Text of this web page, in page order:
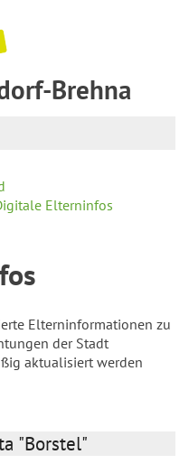
Brehna
Elterninfos
Elterninformationen zu
der Stadt
aktualisiert werden
"Borstel"